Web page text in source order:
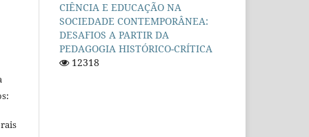
CIÊNCIA E EDUCAÇÃO NA
SOCIEDADE CONTEMPORÂNEA:
DESAFIOS A PARTIR DA
PEDAGOGIA HISTÓRICO-CRÍTICA
12318